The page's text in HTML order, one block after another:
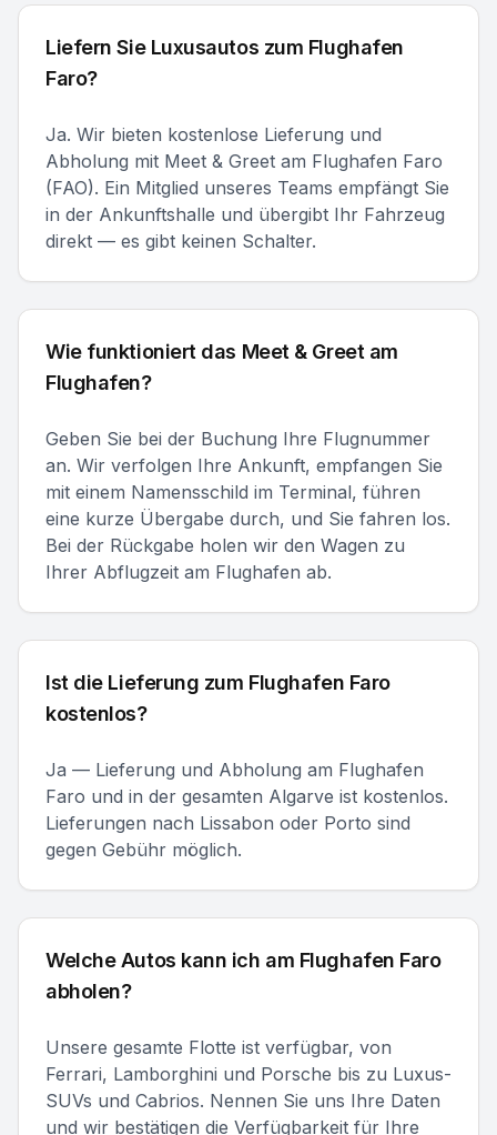
Liefern Sie Luxusautos zum Flughafen
Faro?
Ja. Wir bieten kostenlose Lieferung und
Abholung mit Meet & Greet am Flughafen Faro
(FAO). Ein Mitglied unseres Teams empfängt Sie
in der Ankunftshalle und übergibt Ihr Fahrzeug
direkt — es gibt keinen Schalter.
Wie funktioniert das Meet & Greet am
Flughafen?
Geben Sie bei der Buchung Ihre Flugnummer
an. Wir verfolgen Ihre Ankunft, empfangen Sie
mit einem Namensschild im Terminal, führen
eine kurze Übergabe durch, und Sie fahren los.
Bei der Rückgabe holen wir den Wagen zu
Ihrer Abflugzeit am Flughafen ab.
Ist die Lieferung zum Flughafen Faro
kostenlos?
Ja — Lieferung und Abholung am Flughafen
Faro und in der gesamten Algarve ist kostenlos.
Lieferungen nach Lissabon oder Porto sind
gegen Gebühr möglich.
Welche Autos kann ich am Flughafen Faro
abholen?
Unsere gesamte Flotte ist verfügbar, von
Ferrari, Lamborghini und Porsche bis zu Luxus-
SUVs und Cabrios. Nennen Sie uns Ihre Daten
und wir bestätigen die Verfügbarkeit für Ihre